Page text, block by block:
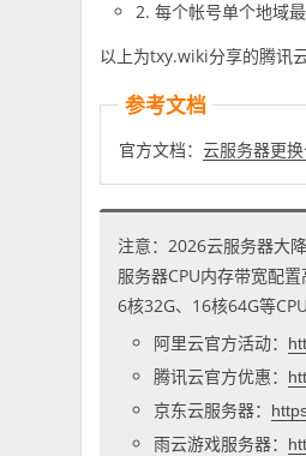
2. 每个帐号单个地域
以上为txy.wiki分享的腾讯
参考文档
官方文档：云服务器更
注意：2026云服务器大
服务器CPU内存带宽配
6核32G、16核64G等
阿里云官方活动：
腾讯云官方优惠：
京东云服务器：
雨云游戏服务器：